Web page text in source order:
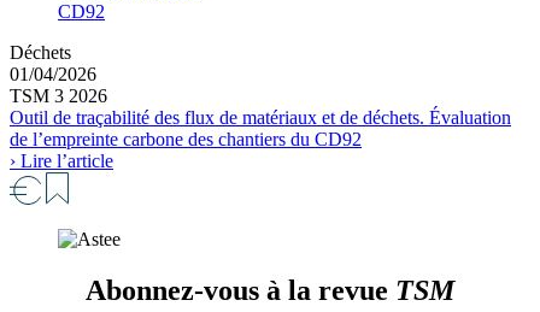
CD92
Déchets
01/04/2026
TSM 3 2026
Outil de traçabilité des flux de matériaux et de déchets. Évaluation
de l’empreinte carbone des chantiers du CD92
› Lire l’article
Abonnez-vous à la revue TSM